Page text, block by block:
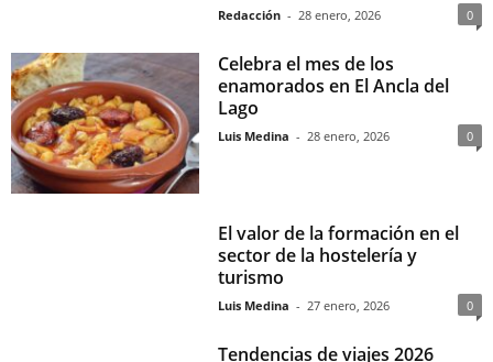
Redacción - 28 enero, 2026 0
Celebra el mes de los
enamorados en El Ancla del
Lago
Luis Medina - 28 enero, 2026 0
El valor de la formación en el
sector de la hostelería y
turismo
Luis Medina - 27 enero, 2026 0
Tendencias de viajes 2026